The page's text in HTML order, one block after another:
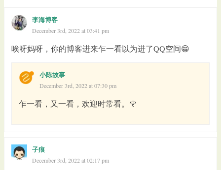
李海博客
December 3rd, 2022 at 03:41 pm
唉呀妈呀，你的博客进来乍一看以为进了QQ空间😁
小陈故事
December 3rd, 2022 at 07:30 pm
乍一看，又一看，欢迎时常看。🌹
子痕
December 3rd, 2022 at 02:17 pm